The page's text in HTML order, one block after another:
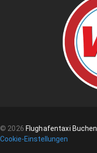
© 2026 Flughafentaxi Buchen
Cookie-Einstellungen